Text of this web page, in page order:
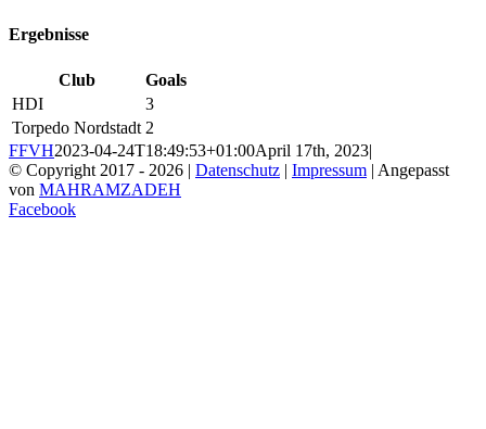
Ergebnisse
Club
Goals
HDI
3
Torpedo Nordstadt 2
FFVH2023-04-24T18:49:53+01:00April 17th, 2023|
© Copyright 2017 - 2026 | Datenschutz | Impressum | Angepasst
von MAHRAMZADEH
Facebook